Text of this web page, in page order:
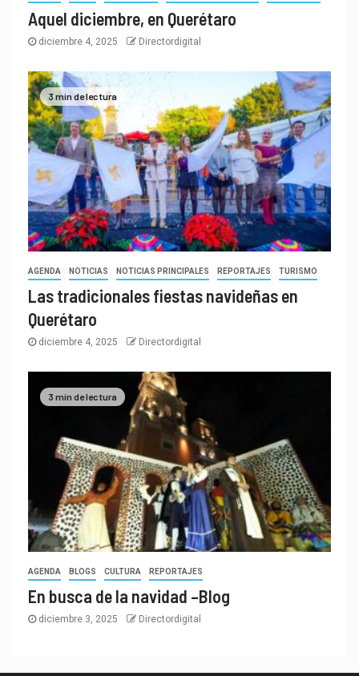
Aquel diciembre, en Querétaro
diciembre 4, 2025 Directordigital
3 min de lectura
AGENDA NOTICIAS NOTICIAS PRINCIPALES REPORTAJES TURISMO
Las tradicionales fiestas navideñas en
Querétaro
diciembre 4, 2025 Directordigital
3 min de lectura
AGENDA BLOGS CULTURA REPORTAJES
En busca de la navidad –Blog
diciembre 3, 2025 Directordigital